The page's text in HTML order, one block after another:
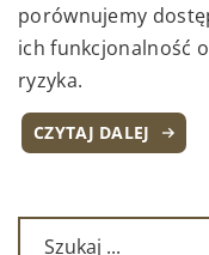
porównujemy
ich funkcjonalność
ryzyka.
CZYTAJ DALEJ